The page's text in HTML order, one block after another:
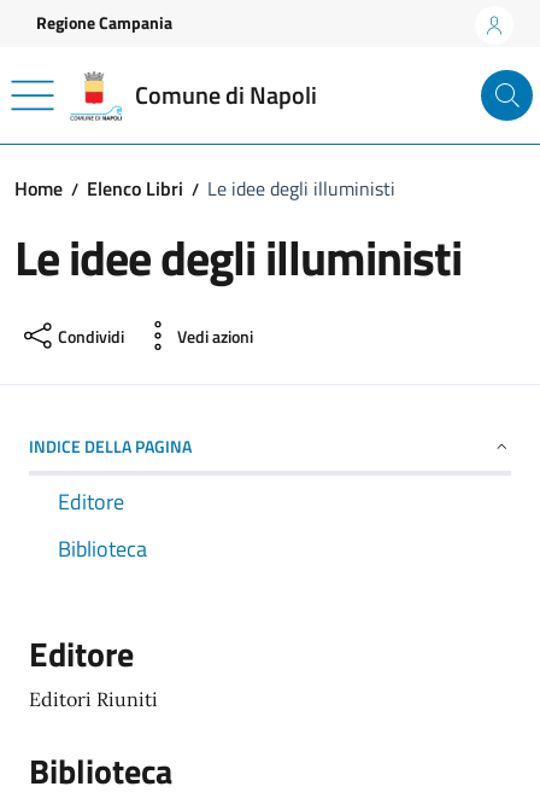
Vai ai contenuti
Vai al footer
Regione Campania
Comune di Napoli
Home Elenco Libri Le idee degli illuministi
Le idee degli illuministi
Condividi Vedi azioni
INDICE DELLA PAGINA
Editore
Biblioteca
Editore
Editori Riuniti
Biblioteca